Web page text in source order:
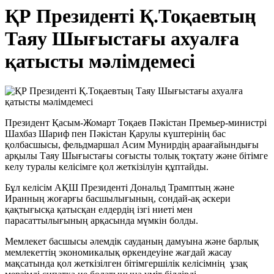
ҚР Президенті Қ.Тоқаевтың
Таяу Шығыстағы ахуалға
қатысты мәлімдемесі
Президент Қасым-Жомарт Тоқаев Пәкістан Премьер-министрі
Шахбаз Шариф пен Пәкістан Қарулы күштерінің бас
қолбасшысы, фельдмаршал Асим Мунирдің араағайындығы
арқылы Таяу Шығыстағы соғысты толық тоқтату және бітімге
келу туралы келісімге қол жеткізілуін құптайды.
Бұл келісім АҚШ Президенті Дональд Трамптың және
Иранның жоғарғы басшылығының, сондай-ақ әскери
қақтығысқа қатысқан елдердің ізгі ниеті мен
парасаттылығының арқасында мүмкін болды.
Мемлекет басшысы әлемдік сауданың дамуына және барлық
мемлекеттің экономикалық өркендеуіне жағдай жасау
мақсатында қол жеткізілген бітімгершілік келісімнің ұзақ